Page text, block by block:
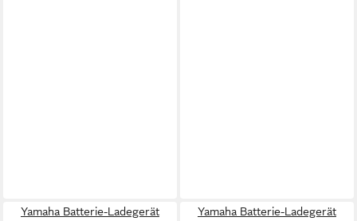
Yamaha Batterie-Ladegerät Yamaha Batterie-Ladegerät